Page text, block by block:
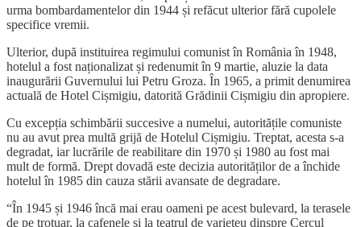
urma bombardamentelor din 1944 și refăcut ulterior fără cupolele
specifice vremii.
Ulterior, după instituirea regimului comunist în România în 1948,
hotelul a fost naționalizat și redenumit în 9 martie, aluzie la data
inaugurării Guvernului lui Petru Groza. În 1965, a primit denumirea
actuală de Hotel Cișmigiu, datorită Grădinii Cișmigiu din apropiere.
Cu excepția schimbării succesive a numelui, autoritățile comuniste
nu au avut prea multă grijă de Hotelul Cișmigiu. Treptat, acesta s-a
degradat, iar lucrările de reabilitare din 1970 și 1980 au fost mai
mult de formă. Drept dovadă este decizia autorităților de a închide
hotelul în 1985 din cauza stării avansate de degradare.
“În 1945 și 1946 încă mai erau oameni pe acest bulevard, la terasele
de pe trotuar, la cafenele și la teatrul de varieteu dinspre Cercul